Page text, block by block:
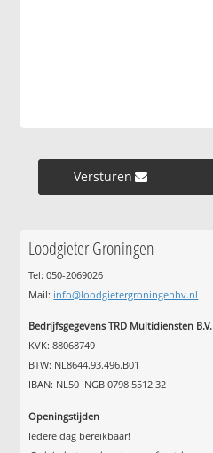
Versturen »
Loodgieter Groningen
Tel: 050-2069026
Mail: info@loodgietergroningenbv.nl
Bedrijfsgegevens TRD Multidiensten B.V.
KVK: 88068749
BTW: NL8644.93.496.B01
IBAN: NL50 INGB 0798 5512 32
Openingstijden
Iedere dag bereikbaar!